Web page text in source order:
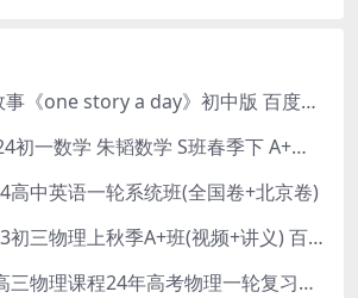
一天一个小故事《one story a day》初中版 百度网盘分享下载
初中数学 2024初一数学 朱韬数学 S班春季下 A+班春季下 百度云网盘
高中英语一轮系统班(全国卷+北京卷)
杨萌物理2023初三物理上秋季A+班(视频+讲义) 百度网盘分享
2024赵玉峰高三物理课程24年高考物理一轮复习网课教程